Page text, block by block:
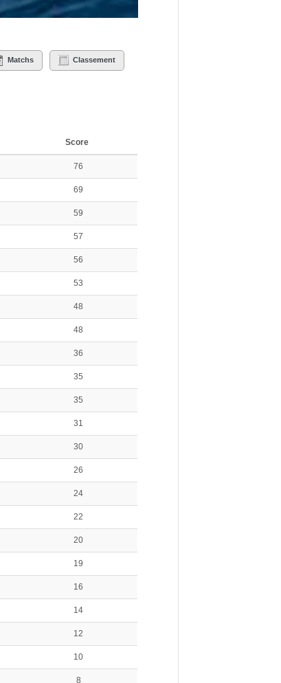
Matchs Classement
Score
76
69
59
57
56
53
48
48
36
35
35
31
30
26
24
22
20
19
16
14
12
10
8